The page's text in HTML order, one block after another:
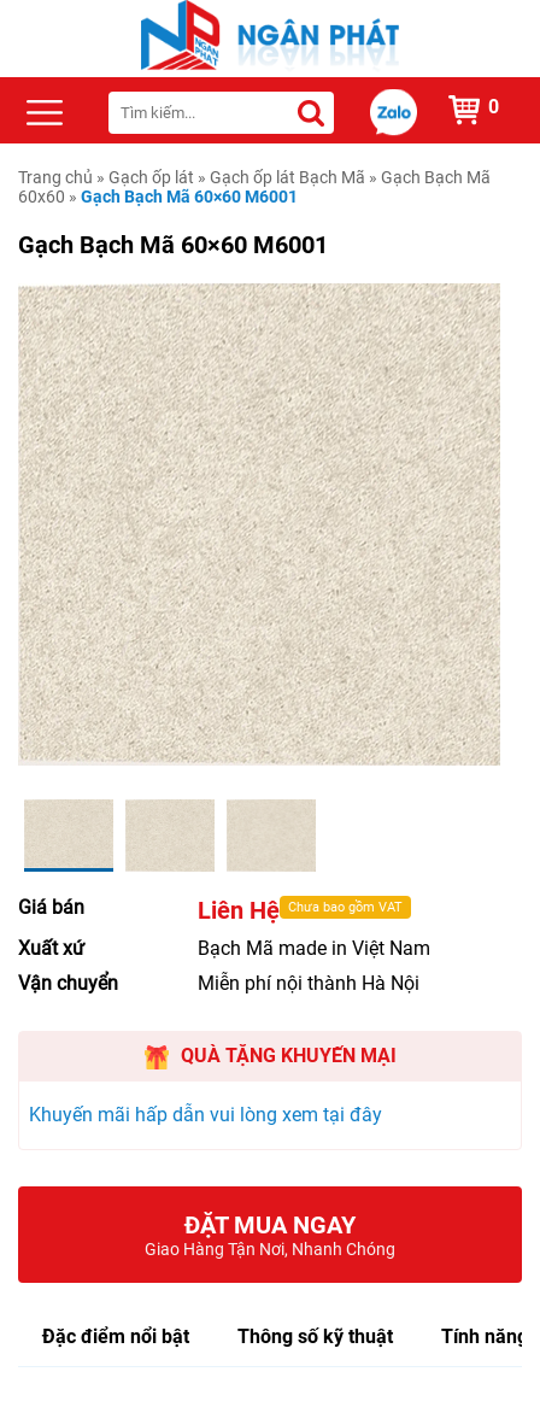
0
Trang chủ » Gạch ốp lát » Gạch ốp lát Bạch Mã » Gạch Bạch Mã
60x60 » Gạch Bạch Mã 60×60 M6001
Gạch Bạch Mã 60×60 M6001
Giá bán Liên Hệ Chưa bao gồm VAT
Xuất xứ
Bạch Mã made in Việt Nam
Vận chuyển
Miễn phí nội thành Hà Nội
QUÀ TẶNG KHUYẾN MẠI
Khuyến mãi hấp dẫn vui lòng xem tại đây
ĐẶT MUA NGAY
Giao Hàng Tận Nơi, Nhanh Chóng
Đặc điểm nổi bật Thông số kỹ thuật Tính năng